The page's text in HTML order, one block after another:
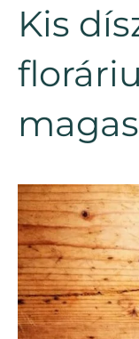
Kis
magas